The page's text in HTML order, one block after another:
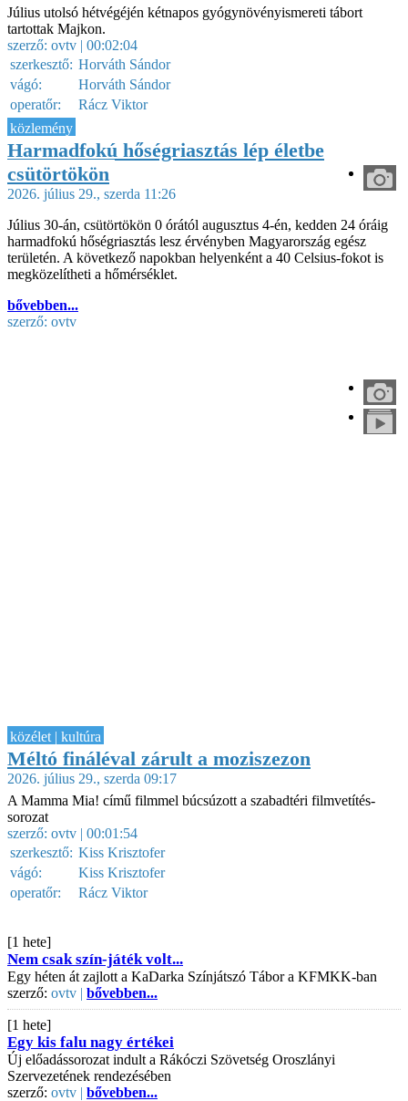
Július utolsó hétvégéjén kétnapos gyógynövényismereti tábort
tartottak Majkon.
szerző: ovtv | 00:02:04
szerkesztő: Horváth Sándor
vágó:
Horváth Sándor
operatőr:
Rácz Viktor
közlemény
Harmadfokú hőségriasztás lép életbe
csütörtökön
2026. július 29., szerda 11:26
Július 30-án, csütörtökön 0 órától augusztus 4-én, kedden 24 óráig
harmadfokú hőségriasztás lesz érvényben Magyarország egész
területén. A következő napokban helyenként a 40 Celsius-fokot is
megközelítheti a hőmérséklet.
bővebben...
szerző: ovtv
közélet | kultúra
Méltó fináléval zárult a moziszezon
2026. július 29., szerda 09:17
A Mamma Mia! című filmmel búcsúzott a szabadtéri filmvetítés-
sorozat
szerző: ovtv | 00:01:54
szerkesztő: Kiss Krisztofer
vágó:
Kiss Krisztofer
operatőr:
Rácz Viktor
[1 hete]
Nem csak szín-játék volt...
Egy héten át zajlott a KaDarka Színjátszó Tábor a KFMKK-ban
szerző: ovtv | bővebben...
[1 hete]
Egy kis falu nagy értékei
Új előadássorozat indult a Rákóczi Szövetség Oroszlányi
Szervezetének rendezésében
szerző: ovtv | bővebben...